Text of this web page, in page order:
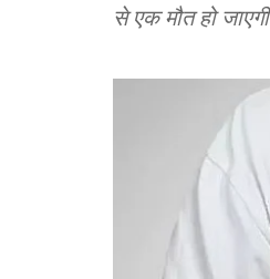
से एक मौत हो जाएगी